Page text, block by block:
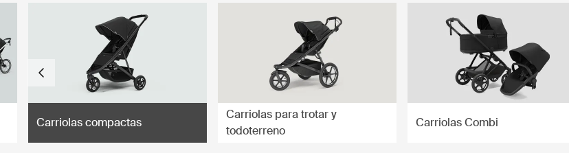
Carriolas compactas
Carriolas para trotar y
todoterreno
Carriolas Combi